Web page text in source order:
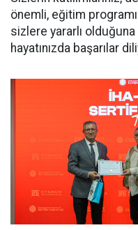
önemli, eğitim
sizlere yararlı
hayatınızda başarılar